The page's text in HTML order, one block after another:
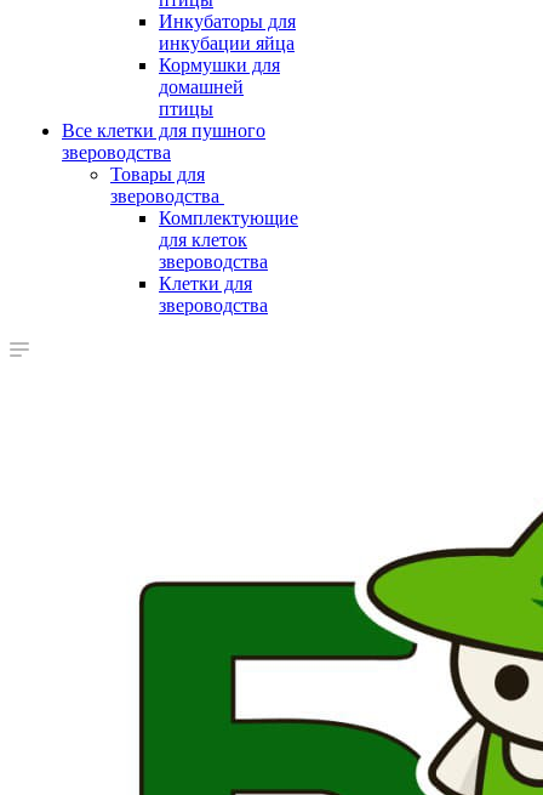
Инкубаторы для
инкубации яйца
Кормушки для
домашней
птицы
Все клетки для пушного
звероводства
Товары для
звероводства
Комплектующие
для клеток
звероводства
Клетки для
звероводства